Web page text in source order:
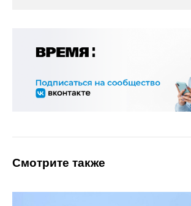
Смотрите также